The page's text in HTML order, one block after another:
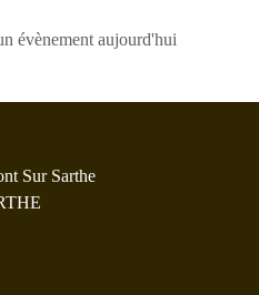
évènement aujourd'hui
Sur Sarthe